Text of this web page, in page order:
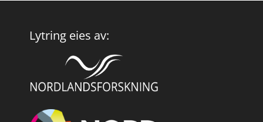
Lytring eies av: